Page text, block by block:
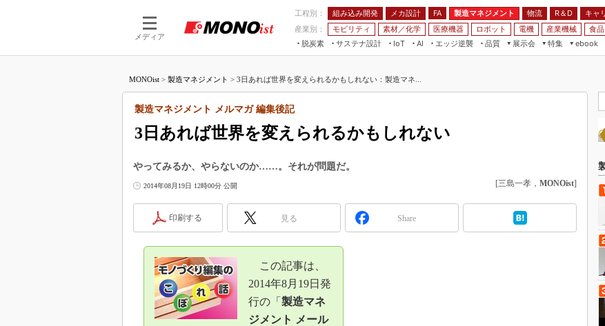
メディア
工程別： 組み込み開発 メカ設計 FA 製造マネジメント 物流 R＆D
キャ
産業別：
モビリティ 素材／化学 医療機器 ロボット 電機 産業機械 食
脱炭素
サステナ設計
IoT
つながる工場
つながるサービス
AI
AI×設備保全
Physical AI
エッジ逆襲 品質
展示会
JIMTOF
IIFES
人テク展
特集
つながるクルマ
フィールドサービス
組み込みモデリング
Windows Embedded
ebook
MONOist > 製造マネジメント > 3日あれば世界を変えられるかもしれない：製造マネ...
3日あれば世界を変えられるかもしれない
製造マネジメント メルマガ 編集後記
やってみるか、やらないのか……。それが問題だ。
2014年08月19日 12時00分 公開 [三島一孝， MONOist]
印刷する 見る Share
この記事は、
2014年8月19日発
行の「 製造マネ
ジメント メール